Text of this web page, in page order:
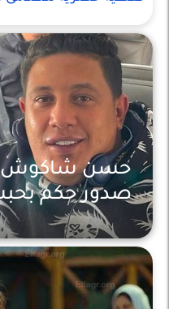
اخبار عالمية
حسن شاكوش
صدور حكم